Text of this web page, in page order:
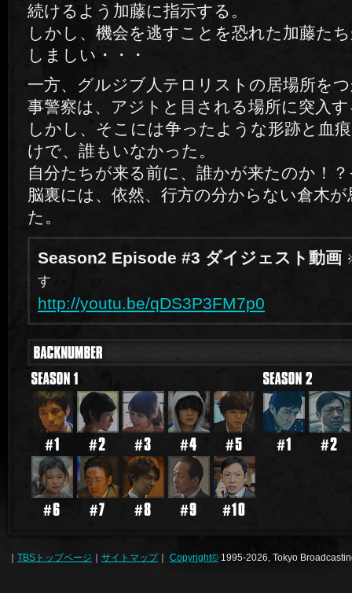
続けるよう加藤に指示する。
しかし、機会を逃すことを恐れた加藤た
しましい・・・
一方、グルジブ人テロリストの居場所を
事警察は、アジトと目される場所に突入
しかし、そこには争ったような形跡と血
けで、誰もいなかった。
自分たちが来る前に、誰かが来たのか！
脳裏には、依然、行方の分からない倉木
た。
Season2 Episode #3 ダイジェスト動画
す
http://youtu.be/qDS3P3FM7p0
TBSトップページ サイトマップ｜ Copyright© 1995-2026, Tokyo